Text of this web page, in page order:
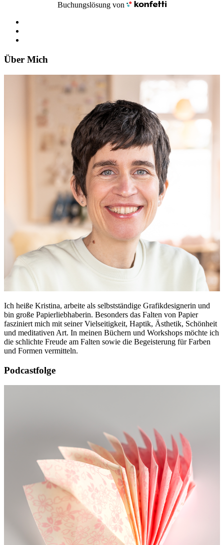
Buchungslösung von
Über Mich
Ich heiße Kristina, arbeite als selbstständige Grafikdesignerin und
bin große Papierliebhaberin. Besonders das Falten von Papier
fasziniert mich mit seiner Vielseitigkeit, Haptik, Ästhetik, Schönheit
und meditativen Art. In meinen Büchern und Workshops möchte ich
die schlichte Freude am Falten sowie die Begeisterung für Farben
und Formen vermitteln.
Podcastfolge